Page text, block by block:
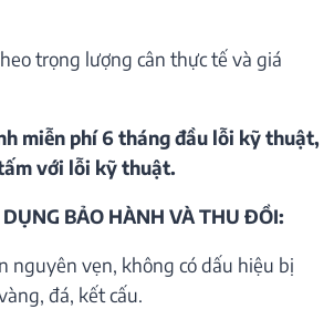
trọng lượng cân thực tế và giá
miễn phí 6 tháng đầu lỗi kỹ thuật,
với lỗi kỹ thuật.
BẢO HÀNH VÀ THU ĐỒI:
nguyên vẹn, không có dấu hiệu bị
đá, kết cấu.